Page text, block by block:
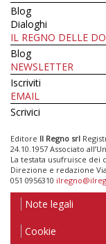
Blog
Dialoghi
IL REGNO DELLE
Blog
NEWSLETTER
Iscriviti
EMAIL
Scrivici
Editore Il Regno srl
24.10.1957 Associato
La testata usufruisce dei
Direzione e redazione
051 0956310
Note legali
Cookie